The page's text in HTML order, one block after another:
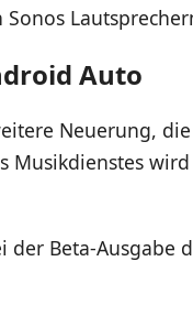
Auto
Neuerung,
Musikdienstes
Beta-Ausgabe